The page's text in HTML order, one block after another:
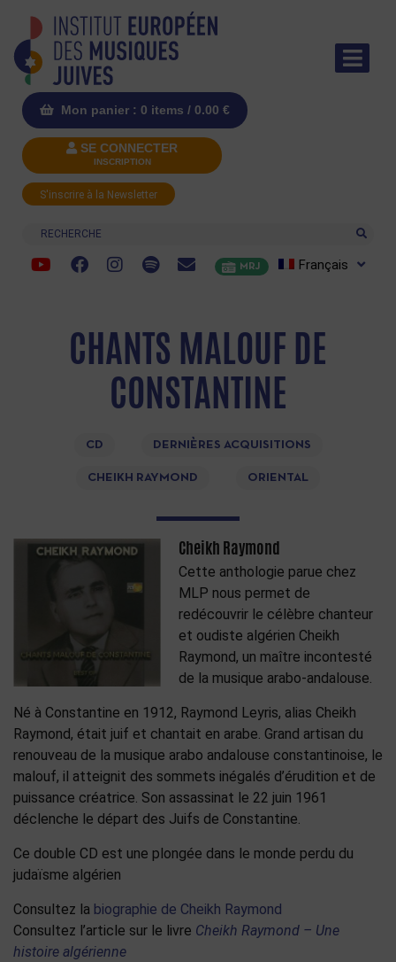
Mon panier : 0 items / 0.00 €
SE CONNECTER
INSCRIPTION
S'inscrire à la Newsletter
Recherche
MRJ Français
CHANTS MALOUF DE
CONSTANTINE
CD DERNIÈRES ACQUISITIONS
CHEIKH RAYMOND ORIENTAL
Cheikh Raymond
Cette anthologie parue chez
MLP nous permet de
redécouvrir le célèbre chanteur
et oudiste algérien Cheikh
Raymond, un maître incontesté
de la musique arabo-andalouse.
Né à Constantine en 1912, Raymond Leyris, alias Cheikh
Raymond, était juif et chantait en arabe. Grand artisan du
renouveau de la musique arabo andalouse constantinoise, le
malouf, il atteignit des sommets inégalés d’érudition et de
puissance créatrice. Son assassinat le 22 juin 1961
déclenche le départ des Juifs de Constantine.
Ce double CD est une plongée dans le monde perdu du
judaïsme algérien
Consultez la biographie de Cheikh Raymond
Consultez l’article sur le livre Cheikh Raymond – Une
histoire algérienne